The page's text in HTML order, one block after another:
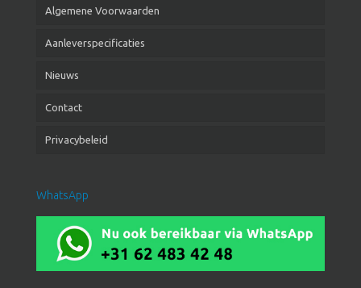
Algemene Voorwaarden
Aanleverspecificaties
Nieuws
Contact
Privacybeleid
WhatsApp